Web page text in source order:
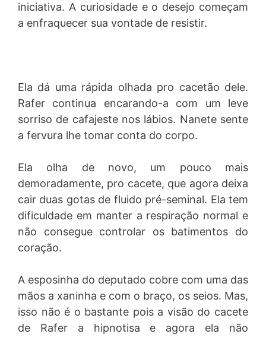
iniciativa. A curiosidade e o desejo começam
a enfraquecer sua vontade de resistir.
Ela dá uma rápida olhada pro cacetão dele.
Rafer continua encarando-a com um leve
sorriso de cafajeste nos lábios. Nanete sente
a fervura lhe tomar conta do corpo.
Ela olha de novo, um pouco mais
demoradamente, pro cacete, que agora deixa
cair duas gotas de fluido pré-seminal. Ela tem
dificuldade em manter a respiração normal e
não consegue controlar os batimentos do
coração.
A esposinha do deputado cobre com uma das
mãos a xaninha e com o braço, os seios. Mas,
isso não é o bastante pois a visão do cacete
de Rafer a hipnotisa e agora ela não